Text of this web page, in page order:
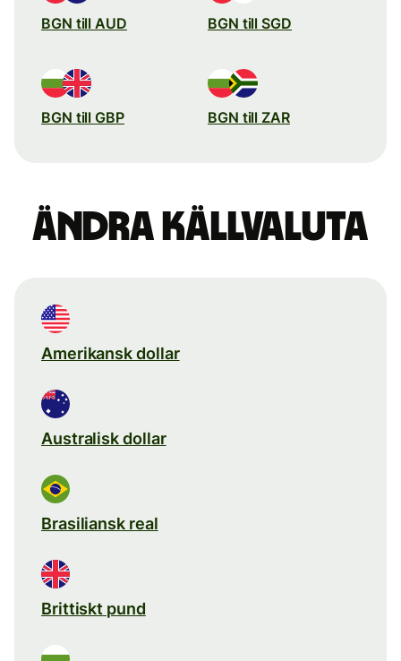
BGN till AUD BGN till SGD
BGN till GBP BGN till ZAR
Ändra källvaluta
Amerikansk dollar
Australisk dollar
Brasiliansk real
Brittiskt pund